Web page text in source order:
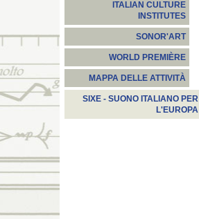
ITALIAN CULTURE
INSTITUTES
SONOR'ART
WORLD PREMIÈRE
MAPPA DELLE ATTIVITÀ
SIXE - SUONO ITALIANO PER
L'EUROPA